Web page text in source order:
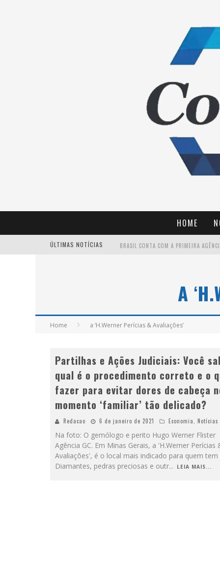
HOME
ÚLTIMAS NOTÍCIAS
A
Home a ‘H.Werner Perícias & Avaliações’
Partilhas e Ações Judiciais: Você
qual é o procedimento correto e o
fazer para evitar dores de cabeça
momento ‘familiar’ tão delicado?
Redacao 6 de janeiro de 2021 Economia Notícias
Na foto: O gemólogo e perito Hugo Werner Flister
Agência GC. Em Minas Gerais, a 'H.Werner Perícias
Avaliações', é o local mais indicado para quem tem
Diamantes, pedras preciosas e outr... LEIA MAIS...